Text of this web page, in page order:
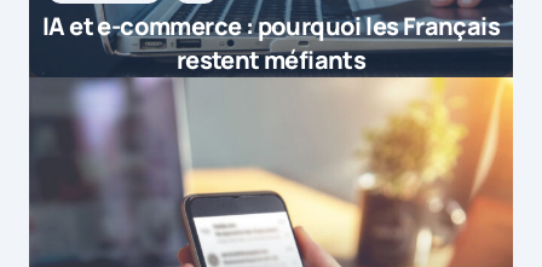
IA et e-commerce : pourquoi les Français
restent méfiants